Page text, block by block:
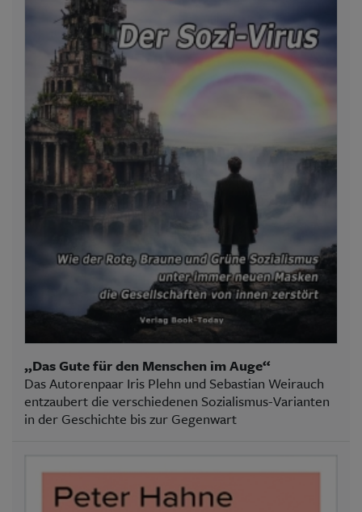
„Das Gute für den Menschen im Auge“
Das Autorenpaar Iris Plehn und Sebastian Weirauch
entzaubert die verschiedenen Sozialismus-Varianten
in der Geschichte bis zur Gegenwart